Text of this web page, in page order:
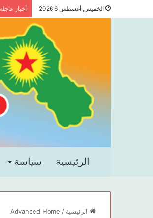
الخميس, أغسطس 6 2026 أخبار عاجلة
الرئيسية سياسة
الرئيسية /
Advanced Home